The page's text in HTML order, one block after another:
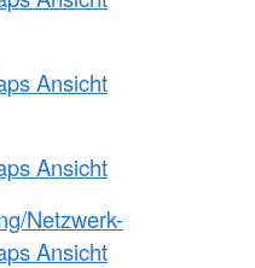
Ansicht
Ansicht
Netzwerk-
Ansicht